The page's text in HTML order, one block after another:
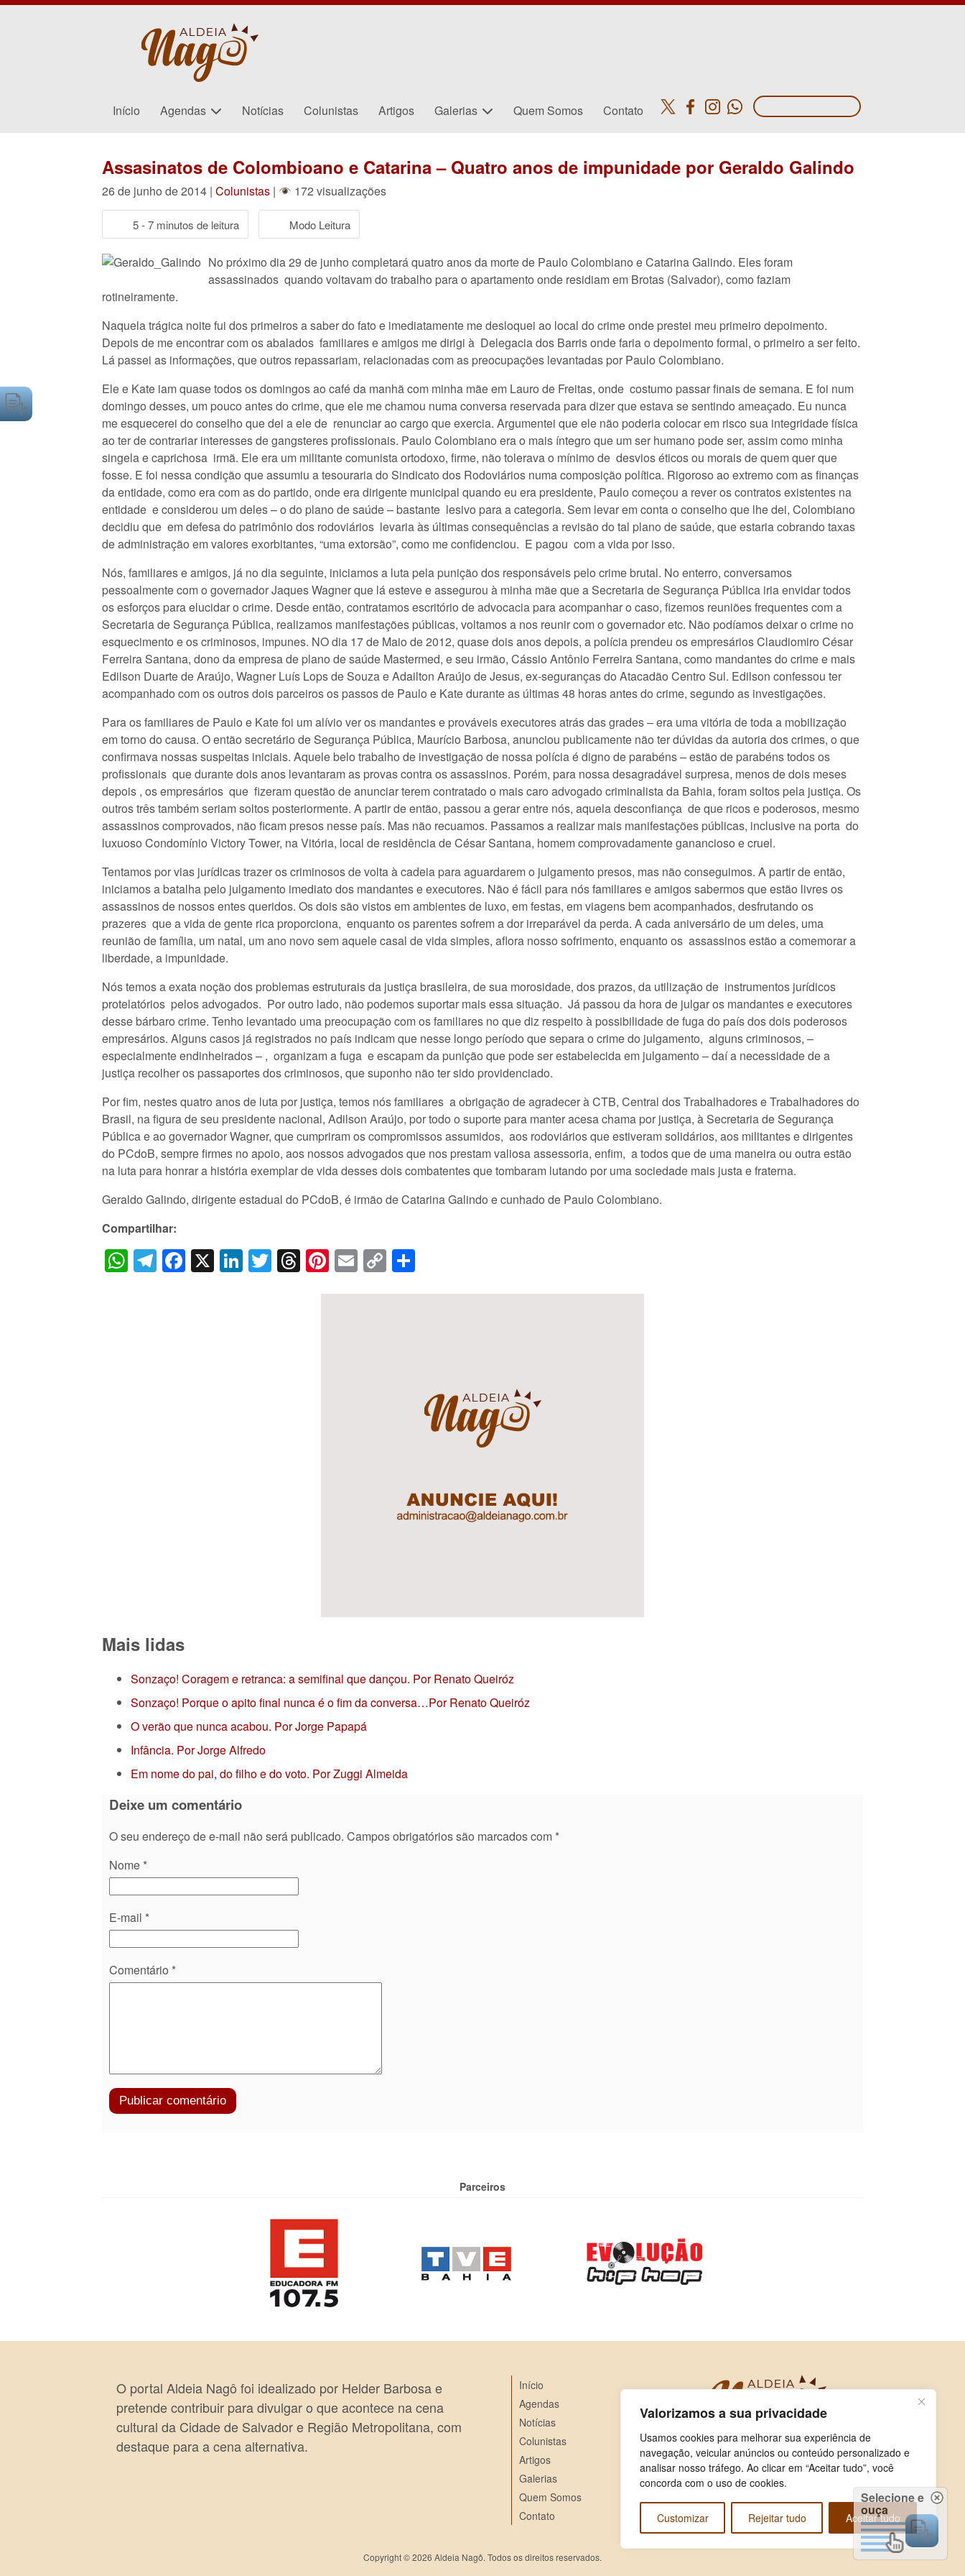
Valorizamos a sua privacidade
Usamos cookies para melhorar sua experiência de
navegação, veicular anúncios ou conteúdo personalizado e
analisar nosso tráfego. Ao clicar em “Aceitar tudo”, você
concorda com o uso de cookies.
Customizar Rejeitar tudo Aceitar tudo
Início Agendas Notícias Colunistas Artigos Galerias Quem Somos Contato
Assasinatos de Colombioano e Catarina – Quatro anos de impunidade por Geraldo Galindo
26 de junho de 2014 | Colunistas | 172 visualizações
5 - 7 minutos de leitura Modo Leitura
No próximo dia 29 de junho completará quatro anos da morte de Paulo Colombiano e Catarina Galindo. Eles foram
assassinados quando voltavam do trabalho para o apartamento onde residiam em Brotas (Salvador), como faziam
rotineiramente.
Naquela trágica noite fui dos primeiros a saber do fato e imediatamente me desloquei ao local do crime onde prestei meu primeiro depoimento.
Depois de me encontrar com os abalados familiares e amigos me dirigi à Delegacia dos Barris onde faria o depoimento formal, o primeiro a ser feito.
Lá passei as informações, que outros repassariam, relacionadas com as preocupações levantadas por Paulo Colombiano.
Ele e Kate iam quase todos os domingos ao café da manhã com minha mãe em Lauro de Freitas, onde costumo passar finais de semana. E foi num
domingo desses, um pouco antes do crime, que ele me chamou numa conversa reservada para dizer que estava se sentindo ameaçado. Eu nunca
me esquecerei do conselho que dei a ele de renunciar ao cargo que exercia. Argumentei que ele não poderia colocar em risco sua integridade física
ao ter de contrariar interesses de gangsteres profissionais. Paulo Colombiano era o mais íntegro que um ser humano pode ser, assim como minha
singela e caprichosa irmã. Ele era um militante comunista ortodoxo, firme, não tolerava o mínimo de desvios éticos ou morais de quem quer que
fosse. E foi nessa condição que assumiu a tesouraria do Sindicato dos Rodoviários numa composição política. Rigoroso ao extremo com as finanças
da entidade, como era com as do partido, onde era dirigente municipal quando eu era presidente, Paulo começou a rever os contratos existentes na
entidade e considerou um deles – o do plano de saúde – bastante lesivo para a categoria. Sem levar em conta o conselho que lhe dei, Colombiano
decidiu que em defesa do patrimônio dos rodoviários levaria às últimas consequências a revisão do tal plano de saúde, que estaria cobrando taxas
de administração em valores exorbitantes, “uma extorsão”, como me confidenciou. E pagou com a vida por isso.
Nós, familiares e amigos, já no dia seguinte, iniciamos a luta pela punição dos responsáveis pelo crime brutal. No enterro, conversamos
pessoalmente com o governador Jaques Wagner que lá esteve e assegurou à minha mãe que a Secretaria de Segurança Pública iria envidar todos
os esforços para elucidar o crime. Desde então, contratamos escritório de advocacia para acompanhar o caso, fizemos reuniões frequentes com a
Secretaria de Segurança Pública, realizamos manifestações públicas, voltamos a nos reunir com o governador etc. Não podíamos deixar o crime no
esquecimento e os criminosos, impunes. NO dia 17 de Maio de 2012, quase dois anos depois, a polícia prendeu os empresários Claudiomiro César
Ferreira Santana, dono da empresa de plano de saúde Mastermed, e seu irmão, Cássio Antônio Ferreira Santana, como mandantes do crime e mais
Edilson Duarte de Araújo, Wagner Luís Lops de Souza e Adailton Araújo de Jesus, ex-seguranças do Atacadão Centro Sul. Edilson confessou ter
acompanhado com os outros dois parceiros os passos de Paulo e Kate durante as últimas 48 horas antes do crime, segundo as investigações.
Para os familiares de Paulo e Kate foi um alívio ver os mandantes e prováveis executores atrás das grades – era uma vitória de toda a mobilização
em torno do causa. O então secretário de Segurança Pública, Maurício Barbosa, anunciou publicamente não ter dúvidas da autoria dos crimes, o que
confirmava nossas suspeitas iniciais. Aquele belo trabalho de investigação de nossa polícia é digno de parabéns – estão de parabéns todos os
profissionais que durante dois anos levantaram as provas contra os assassinos. Porém, para nossa desagradável surpresa, menos de dois meses
depois , os empresários que fizeram questão de anunciar terem contratado o mais caro advogado criminalista da Bahia, foram soltos pela justiça. Os
outros três também seriam soltos posteriormente. A partir de então, passou a gerar entre nós, aquela desconfiança de que ricos e poderosos, mesmo
assassinos comprovados, não ficam presos nesse país. Mas não recuamos. Passamos a realizar mais manifestações públicas, inclusive na porta do
luxuoso Condomínio Victory Tower, na Vitória, local de residência de César Santana, homem comprovadamente ganancioso e cruel.
Tentamos por vias jurídicas trazer os criminosos de volta à cadeia para aguardarem o julgamento presos, mas não conseguimos. A partir de então,
iniciamos a batalha pelo julgamento imediato dos mandantes e executores. Não é fácil para nós familiares e amigos sabermos que estão livres os
assassinos de nossos entes queridos. Os dois são vistos em ambientes de luxo, em festas, em viagens bem acompanhados, desfrutando os
prazeres que a vida de gente rica proporciona, enquanto os parentes sofrem a dor irreparável da perda. A cada aniversário de um deles, uma
reunião de família, um natal, um ano novo sem aquele casal de vida simples, aflora nosso sofrimento, enquanto os assassinos estão a comemorar a
liberdade, a impunidade.
Nós temos a exata noção dos problemas estruturais da justiça brasileira, de sua morosidade, dos prazos, da utilização de instrumentos jurídicos
protelatórios pelos advogados. Por outro lado, não podemos suportar mais essa situação. Já passou da hora de julgar os mandantes e executores
desse bárbaro crime. Tenho levantado uma preocupação com os familiares no que diz respeito à possibilidade de fuga do país dos dois poderosos
empresários. Alguns casos já registrados no país indicam que nesse longo período que separa o crime do julgamento, alguns criminosos, –
especialmente endinheirados – , organizam a fuga e escapam da punição que pode ser estabelecida em julgamento – daí a necessidade de a
justiça recolher os passaportes dos criminosos, que suponho não ter sido providenciado.
Por fim, nestes quatro anos de luta por justiça, temos nós familiares a obrigação de agradecer à CTB, Central dos Trabalhadores e Trabalhadores do
Brasil, na figura de seu presidente nacional, Adilson Araújo, por todo o suporte para manter acesa chama por justiça, à Secretaria de Segurança
Pública e ao governador Wagner, que cumpriram os compromissos assumidos, aos rodoviários que estiveram solidários, aos militantes e dirigentes
do PCdoB, sempre firmes no apoio, aos nossos advogados que nos prestam valiosa assessoria, enfim, a todos que de uma maneira ou outra estão
na luta para honrar a história exemplar de vida desses dois combatentes que tombaram lutando por uma sociedade mais justa e fraterna.
Geraldo Galindo, dirigente estadual do PCdoB, é irmão de Catarina Galindo e cunhado de Paulo Colombiano.
Compartilhar:
WhatsApp
Telegram
Facebook
X LinkedIn
Twitter
Threads
Pinterest
Email
Copy
Link
Mais lidas
Sonzaço! Coragem e retranca: a semifinal que dançou. Por Renato Queiróz
Sonzaço! Porque o apito final nunca é o fim da conversa…Por Renato Queiróz
O verão que nunca acabou. Por Jorge Papapá
Infância. Por Jorge Alfredo
Em nome do pai, do filho e do voto. Por Zuggi Almeida
Deixe um comentário
O seu endereço de e-mail não será publicado. Campos obrigatórios são marcados com *
Nome *
E-mail *
Comentário *
Parceiros
O portal Aldeia Nagô foi idealizado por Helder Barbosa e
pretende contribuir para divulgar o que acontece na cena
cultural da Cidade de Salvador e Região Metropolitana, com
destaque para a cena alternativa.
Início
Agendas
Notícias
Colunistas
Artigos
Galerias
Quem Somos
Contato
Copyright © 2026 Aldeia Nagô. Todos os direitos reservados.
Selecione e
ouça